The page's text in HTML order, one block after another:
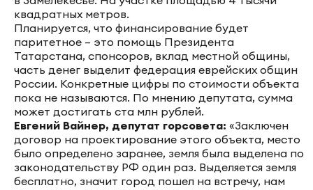
квадратных метров.
Планируется, что финансирование будет
паритетное – это помощь Президента
Татарстана, спонсоров, вклад местной общины,
часть денег выделит федерация еврейских общин
России. Конкретные цифры по стоимости объекта
пока не называются. По мнению депутата, сумма
может достигать ста млн рублей.
Евгений Вайнер, депутат горсовета: «Заключен
договор на проектирование этого объекта, место
было определено заранее, земля была выделена по
законодательству РФ один раз. Выделяется земля
бесплатно, значит город пошел на встречу, нам